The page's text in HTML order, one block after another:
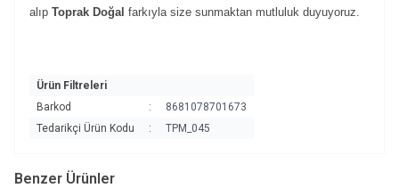
alıp Toprak Doğal farkıyla size sunmaktan mutluluk duyuyoruz.
Ürün Filtreleri
Barkod
:
8681078701673
Tedarikçi Ürün Kodu
: TPM_045
Benzer Ürünler